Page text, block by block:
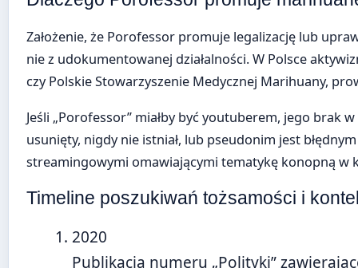
Założenie, że Porofessor promuje legalizację lub
nie z udokumentowanej działalności. W Polsce
czy Polskie Stowarzyszenie Medycznej Marihuany,
Jeśli „Porofessor” miałby być youtuberem, jego brak
usunięty, nigdy nie istniał, lub pseudonim jest
streamingowymi omawiającymi tematykę konopną w
Timeline poszukiwań tożsamości i
2020
Publikacja numeru „Polityki”